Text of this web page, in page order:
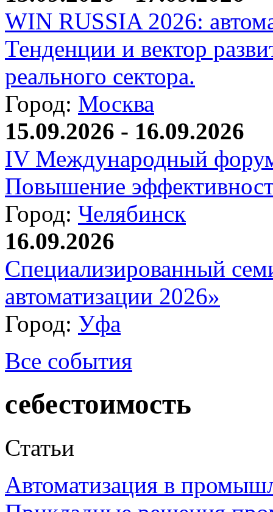
WIN RUSSIA 2026:
Тенденции и вектор
реального сектора.
Город: Москва
15.09.2026 - 16.09.2026
IV Международный
Повышение
Город: Челябинск
16.09.2026
Специализированный
автоматизации 2026»
Город: Уфа
Все события
себестоимость
Статьи
Автоматизация в